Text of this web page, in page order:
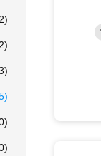
(32)
(22)
(23)
(775)
(20)
(20)